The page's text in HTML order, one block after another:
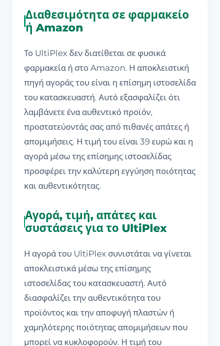
Διαθεσιμότητα σε φαρμακείο
ή Amazon
Το UltiPlex δεν διατίθεται σε φυσικά
φαρμακεία ή στο Amazon. Η αποκλειστική
πηγή αγοράς του είναι η επίσημη ιστοσελίδα
του κατασκευαστή. Αυτό εξασφαλίζει ότι
λαμβάνετε ένα αυθεντικό προϊόν,
προστατεύοντάς σας από πιθανές απάτες ή
απομιμήσεις. Η τιμή του είναι 39 ευρώ και η
αγορά μέσω της επίσημης ιστοσελίδας
προσφέρει την καλύτερη εγγύηση ποιότητας
και αυθεντικότητας.
Αγορά, τιμή, απάτες και
συστάσεις για το UltiPlex
Η αγορά του UltiPlex συνιστάται να γίνεται
αποκλειστικά μέσω της επίσημης
ιστοσελίδας του κατασκευαστή. Αυτό
διασφαλίζει την αυθεντικότητα του
προϊόντος και την αποφυγή πλαστών ή
χαμηλότερης ποιότητας απομιμήσεων που
μπορεί να κυκλοφορούν. Η τιμή του